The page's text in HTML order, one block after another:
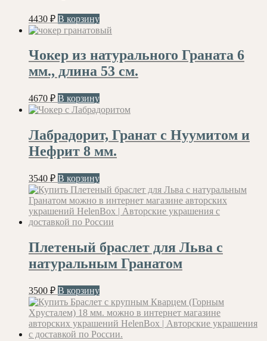
4430 ₽ В корзину
Чокер из натурального Граната 6
мм., длина 53 см.
4670 ₽ В корзину
Лабрадорит, Гранат с Нуумитом и
Нефрит 8 мм.
3540 ₽ В корзину
Плетеный браслет для Льва с
натуральным Гранатом
3500 ₽ В корзину